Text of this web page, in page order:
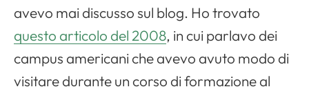
avevo mai discusso sul blog. Ho trovato
questo articolo del 2008, in cui parlavo dei
campus americani che avevo avuto modo di
visitare durante un corso di formazione al